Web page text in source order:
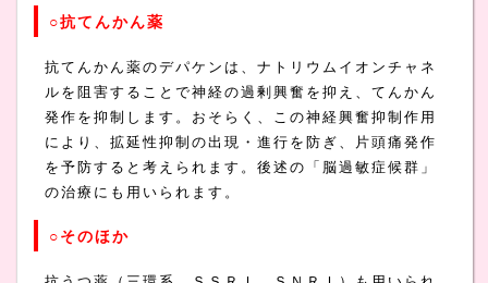
○抗てんかん薬
抗てんかん薬のデパケンは、ナトリウムイオンチャネ
ルを阻害することで神経の過剰興奮を抑え、てんかん
発作を抑制します。おそらく、この神経興奮抑制作用
により、拡延性抑制の出現・進行を防ぎ、片頭痛発作
を予防すると考えられます。後述の「脳過敏症候群」
の治療にも用いられます。
○そのほか